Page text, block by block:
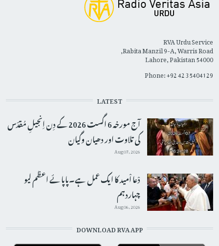
RVA Urdu Service
Rabita Manzil 9-A, Warris Road,
Lahore, Pakistan 54000
Phone: +92 42 35404129
LATEST
آج مورخہ 6 اگست 2026 کے دِن اِنجیلِ مُقدّس
کی تلاوت اور دھیان وگیان
Aug 07, 2026
دْعا اْمید کا ایک عمل ہے۔پاپائے اعظم لیو
چہاردہم
Aug 06, 2026
DOWNLOAD RVA APP